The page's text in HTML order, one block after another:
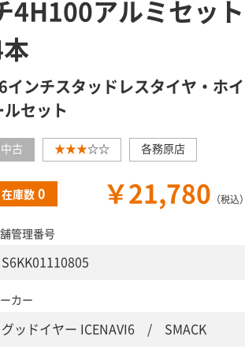
4H100アルミセット
インチスタッドレスタイヤ・ホイ
ルセット
中古 ★★★☆☆ 各務原店
在庫数 0 ￥21,780 （税込）
管理番号
S6KK01110805
カー
グッドイヤー ICENAVI6 / SMACK